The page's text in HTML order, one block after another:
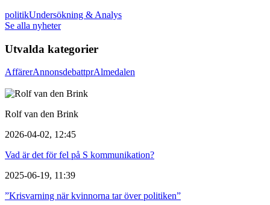
politikUndersökning & Analys
Se alla nyheter
Utvalda kategorier
AffärerAnnonsdebattprAlmedalen
Rolf van den Brink
2026-04-02, 12:45
Vad är det för fel på S kommunikation?
2025-06-19, 11:39
”Krisvarning när kvinnorna tar över politiken”